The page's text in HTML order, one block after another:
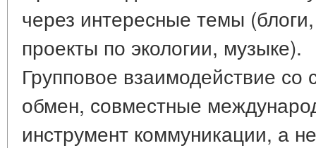
через интересные темы
проекты по экологии, музыке).
Групповое взаимодействие
обмен, совместные
инструмент коммуникации, а